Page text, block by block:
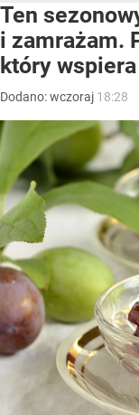
Ten
i zamrażam.
który
Dodano:wczoraj 18:28